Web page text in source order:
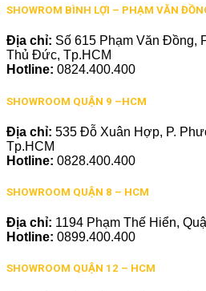
SHOWROM BÌNH LỢI – PHẠM VĂN
Địa chỉ: Số 615 Phạm Văn Đồng,
Thủ Đức, Tp.HCM
Hotline: 0824.400.400
SHOWROOM QUẬN 9 –HCM
Địa chỉ: 535 Đỗ Xuân Hợp, P.
Tp.HCM
Hotline: 0828.400.400
SHOWROOM QUẬN 8 – HCM
Địa chỉ: 1194 Phạm Thế Hiển,
Hotline: 0899.400.400
SHOWROOM QUẬN 12 – HCM